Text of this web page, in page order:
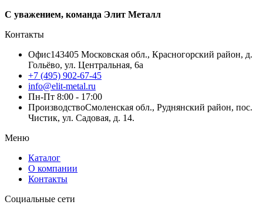
С уважением, команда Элит Металл
Контакты
Офис143405 Московская обл., Красногорский район, д.
Гольёво, ул. Центральная, 6a
+7 (495) 902-67-45
info@elit-metal.ru
Пн-Пт 8:00 - 17:00
ПроизводствоСмоленская обл., Руднянский район, пос.
Чистик, ул. Садовая, д. 14.
Меню
Каталог
О компании
Контакты
Социальные сети